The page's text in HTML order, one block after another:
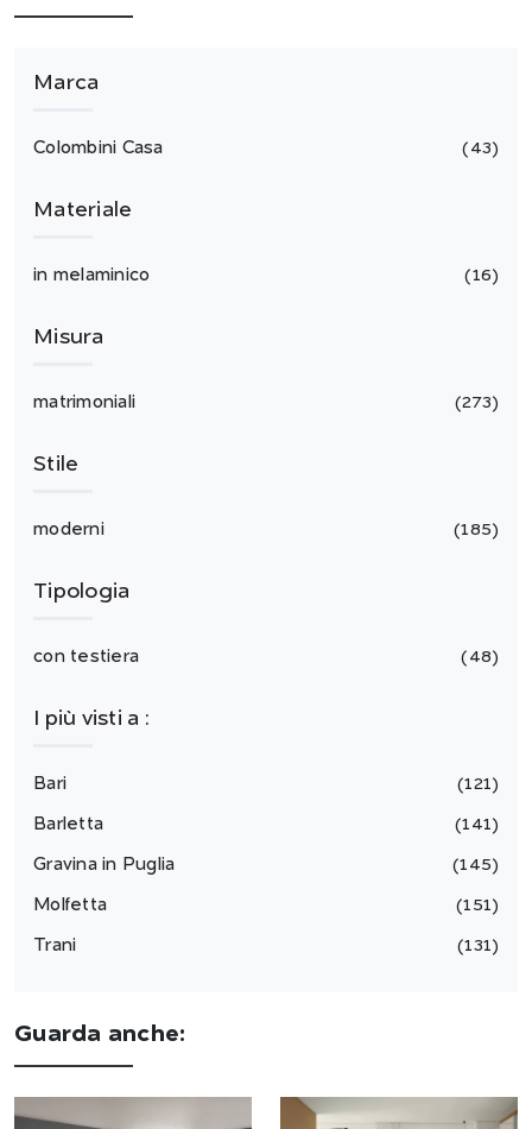
Marca
Colombini Casa 43
Materiale
in melaminico 16
Misura
matrimoniali 273
Stile
moderni 185
Tipologia
con testiera 48
I più visti a :
Bari 121
Barletta 141
Gravina in Puglia 145
Molfetta 151
Trani 131
Guarda anche: